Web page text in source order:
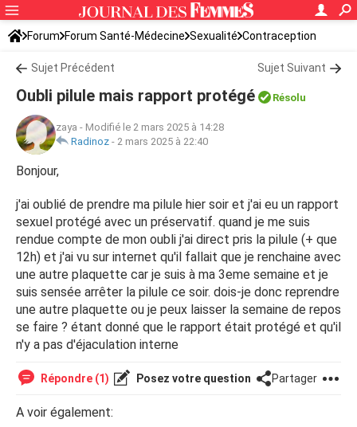
Forum Forum Santé-Médecine Sexualité Contraception
Sujet Précédent Sujet Suivant
Oubli pilule mais rapport protégé Résolu
zaya - Modifié le 2 mars 2025 à 14:28
Radinoz - 2 mars 2025 à 22:40
Bonjour,
j'ai oublié de prendre ma pilule hier soir et j'ai eu un rapport
sexuel protégé avec un préservatif. quand je me suis
rendue compte de mon oubli j'ai direct pris la pilule (+ que
12h) et j'ai vu sur internet qu'il fallait que je renchaine avec
une autre plaquette car je suis à ma 3eme semaine et je
suis sensée arrêter la pilule ce soir. dois-je donc reprendre
une autre plaquette ou je peux laisser la semaine de repos
se faire ? étant donné que le rapport était protégé et qu'il
n'y a pas d'éjaculation interne
Répondre (1) Posez votre question Partager
A voir également: